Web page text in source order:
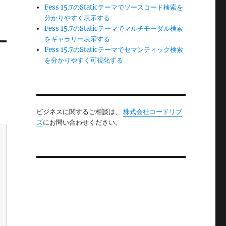
Fess 15.7のStaticテーマでソースコード検索を
分かりやすく表示する
Fess 15.7のStaticテーマでマルチモーダル検索
をギャラリー表示する
Fess 15.7のStaticテーマでセマンティック検索
を分かりやすく可視化する
ビジネスに関するご相談は、 株式会社コードリブ
ズにお問い合わせください。